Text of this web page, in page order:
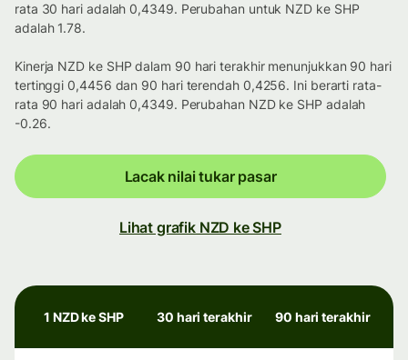
rata 30 hari adalah 0,4349. Perubahan untuk NZD ke SHP
adalah 1.78.
Kinerja NZD ke SHP dalam 90 hari terakhir menunjukkan 90 hari
tertinggi 0,4456 dan 90 hari terendah 0,4256. Ini berarti rata-
rata 90 hari adalah 0,4349. Perubahan NZD ke SHP adalah
-0.26.
Lacak nilai tukar pasar
Lihat grafik NZD ke SHP
1 NZD ke SHP 30 hari terakhir 90 hari terakhir